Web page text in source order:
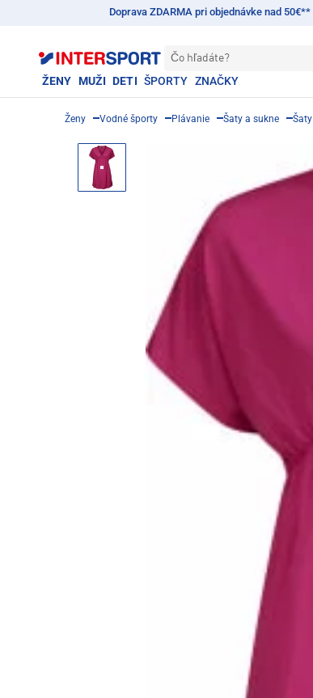
Doprava ZDARMA pri objednávke nad 50€**
Čo hľadáte?
ŽENY MUŽI DETI ŠPORTY ZNAČKY
Ženy Vodné športy Plávanie Šaty a sukne Šaty